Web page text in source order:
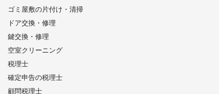
ゴミ屋敷の片付け・清掃
ドア交換・修理
鍵交換・修理
空室クリーニング
税理士
確定申告の税理士
顧問税理士